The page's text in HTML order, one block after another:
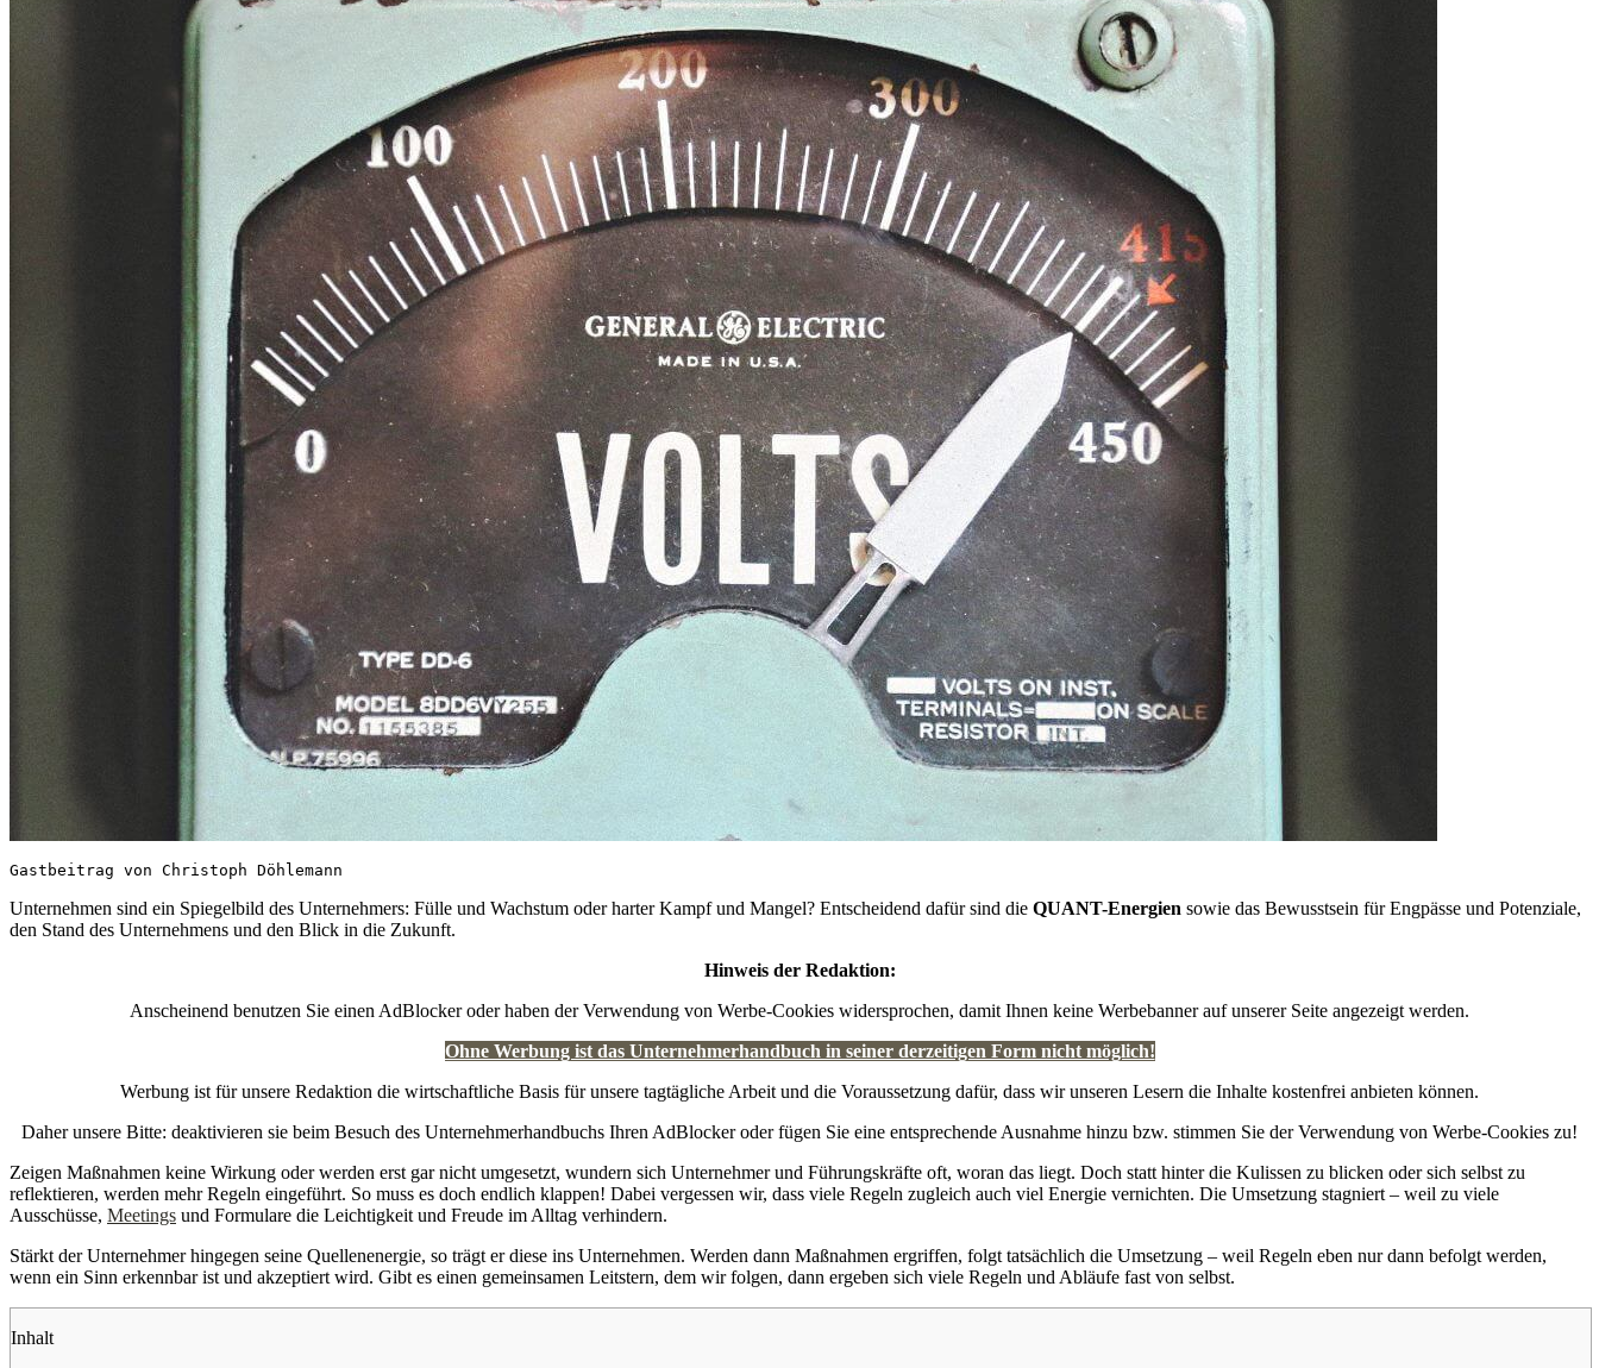
Gastbeitrag von Christoph Döhlemann
Unternehmen sind ein Spiegelbild des Unternehmers: Fülle und Wachstum oder harter Kampf und Mangel? Entscheidend dafür sind die QUANT-Energien sowie das Bewusstsein für Engpässe und Potenziale,
den Stand des Unternehmens und den Blick in die Zukunft.
Hinweis der Redaktion:
Anscheinend benutzen Sie einen AdBlocker oder haben der Verwendung von Werbe-Cookies widersprochen, damit Ihnen keine Werbebanner auf unserer Seite angezeigt werden.
Ohne Werbung ist das Unternehmerhandbuch in seiner derzeitigen Form nicht möglich!
Werbung ist für unsere Redaktion die wirtschaftliche Basis für unsere tagtägliche Arbeit und die Voraussetzung dafür, dass wir unseren Lesern die Inhalte kostenfrei anbieten können.
Daher unsere Bitte: deaktivieren sie beim Besuch des Unternehmerhandbuchs Ihren AdBlocker oder fügen Sie eine entsprechende Ausnahme hinzu bzw. stimmen Sie der Verwendung von Werbe-Cookies zu!
Zeigen Maßnahmen keine Wirkung oder werden erst gar nicht umgesetzt, wundern sich Unternehmer und Führungskräfte oft, woran das liegt. Doch statt hinter die Kulissen zu blicken oder sich selbst zu
reflektieren, werden mehr Regeln eingeführt. So muss es doch endlich klappen! Dabei vergessen wir, dass viele Regeln zugleich auch viel Energie vernichten. Die Umsetzung stagniert – weil zu viele
Ausschüsse, Meetings und Formulare die Leichtigkeit und Freude im Alltag verhindern.
Stärkt der Unternehmer hingegen seine Quellenenergie, so trägt er diese ins Unternehmen. Werden dann Maßnahmen ergriffen, folgt tatsächlich die Umsetzung – weil Regeln eben nur dann befolgt werden,
wenn ein Sinn erkennbar ist und akzeptiert wird. Gibt es einen gemeinsamen Leitstern, dem wir folgen, dann ergeben sich viele Regeln und Abläufe fast von selbst.
Inhalt